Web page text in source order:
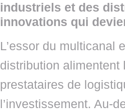
industriels et des
innovations qui
L’essor du multicanal
distribution
prestataires de
l’investissement. Au-